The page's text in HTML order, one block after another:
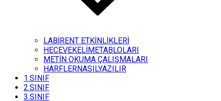
LABİRENT ETKİNLİKLERİ
HECEVEKELİMETABLOLARI
METİN OKUMA ÇALIŞMALARI
HARFLERNASILYAZILIR
1.SINIF
2.SINIF
3.SINIF